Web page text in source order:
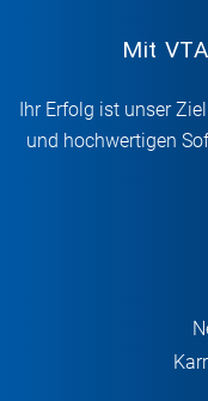
Mit
Ihr Erfolg ist unser
und hochwertigen